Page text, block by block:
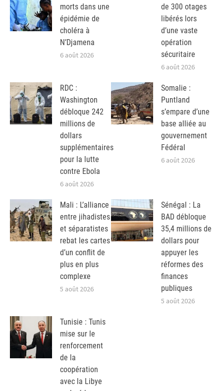
morts dans une
épidémie de
choléra à
N’Djamena
6 août 2026
de 300 otages
libérés lors
d’une vaste
opération
sécuritaire
6 août 2026
RDC :
Washington
débloque 242
millions de
dollars
supplémentaires
pour la lutte
contre Ebola
6 août 2026
Somalie :
Puntland
s’empare d’une
base alliée au
gouvernement
Fédéral
6 août 2026
Mali : L’alliance
entre jihadistes
et séparatistes
rebat les cartes
d’un conflit de
plus en plus
complexe
5 août 2026
Sénégal : La
BAD débloque
35,4 millions de
dollars pour
appuyer les
réformes des
finances
publiques
5 août 2026
Tunisie : Tunis
mise sur le
renforcement
de la
coopération
avec la Libye